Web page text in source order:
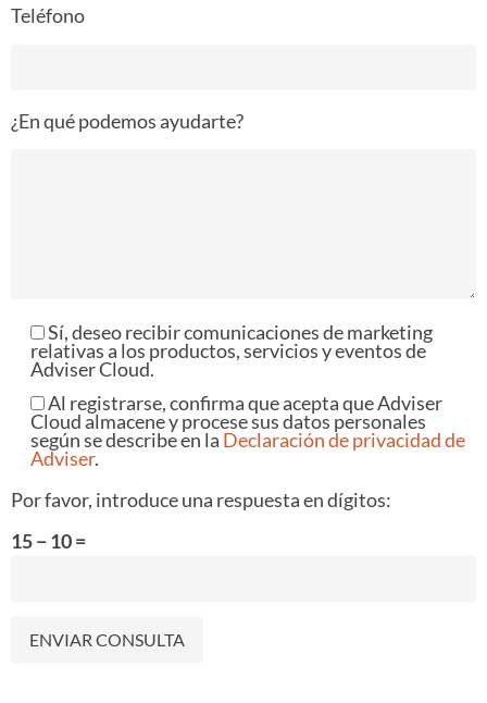
Teléfono
¿En qué podemos ayudarte?
Sí, deseo recibir comunicaciones de marketing
relativas a los productos, servicios y eventos de
Adviser Cloud.
Al registrarse, confirma que acepta que Adviser
Cloud almacene y procese sus datos personales
según se describe en la Declaración de privacidad de
Adviser.
Por favor, introduce una respuesta en dígitos:
15 − 10 =